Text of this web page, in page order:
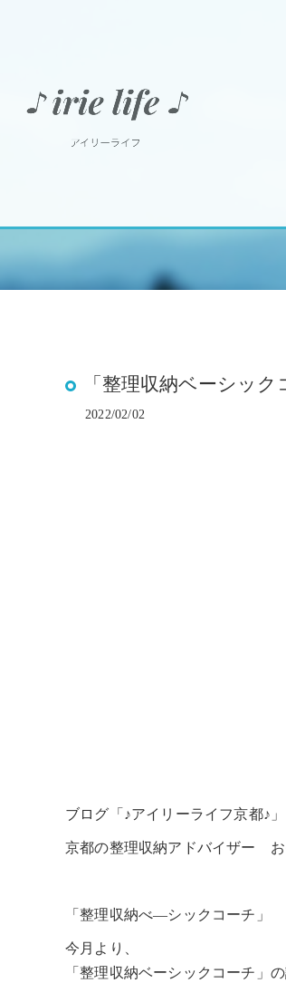
「整理収納ベーシッ
2022/02/02
ブログ「♪アイリーライフ京都♪
京都の整理収納アドバイザー
「整理収納べ―シックコーチ」
今月より、
「整理収納ベーシックコーチ」